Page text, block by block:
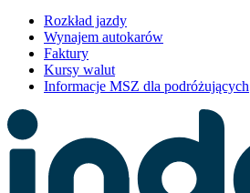
Rozkład jazdy
Wynajem autokarów
Faktury
Kursy walut
Informacje MSZ dla podróżujących